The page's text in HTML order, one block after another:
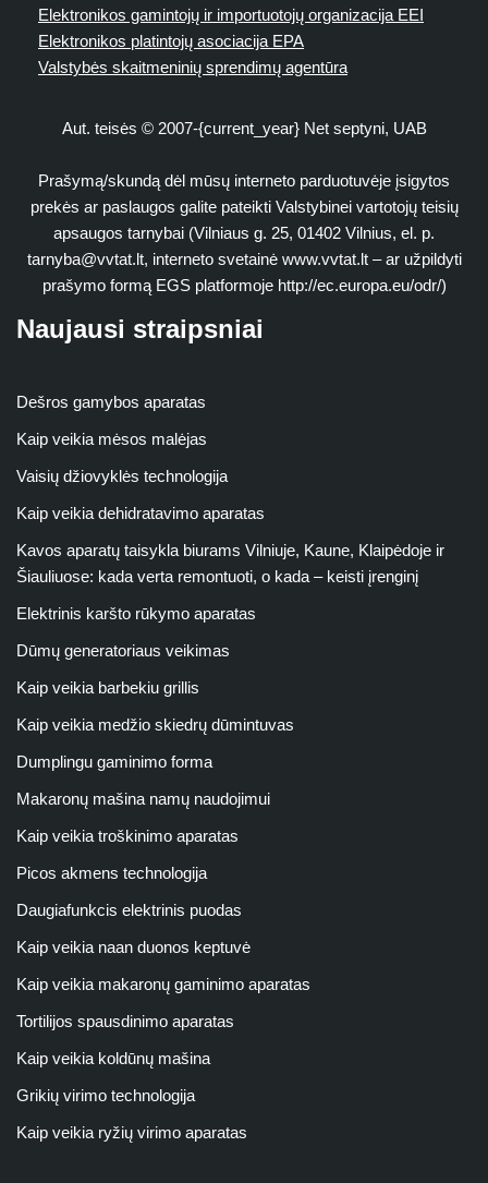
Elektronikos gamintojų ir importuotojų organizacija EEI
Elektronikos platintojų asociacija EPA
Valstybės skaitmeninių sprendimų agentūra
Aut. teisės © 2007-{current_year} Net septyni, UAB
Prašymą/skundą dėl mūsų interneto parduotuvėje įsigytos
prekės ar paslaugos galite pateikti Valstybinei vartotojų teisių
apsaugos tarnybai (Vilniaus g. 25, 01402 Vilnius, el. p.
tarnyba@vvtat.lt, interneto svetainė www.vvtat.lt – ar užpildyti
prašymo formą EGS platformoje http://ec.europa.eu/odr/)
Naujausi straipsniai
Dešros gamybos aparatas
Kaip veikia mėsos malėjas
Vaisių džiovyklės technologija
Kaip veikia dehidratavimo aparatas
Kavos aparatų taisykla biurams Vilniuje, Kaune, Klaipėdoje ir
Šiauliuose: kada verta remontuoti, o kada – keisti įrenginį
Elektrinis karšto rūkymo aparatas
Dūmų generatoriaus veikimas
Kaip veikia barbekiu grillis
Kaip veikia medžio skiedrų dūmintuvas
Dumplingu gaminimo forma
Makaronų mašina namų naudojimui
Kaip veikia troškinimo aparatas
Picos akmens technologija
Daugiafunkcis elektrinis puodas
Kaip veikia naan duonos keptuvė
Kaip veikia makaronų gaminimo aparatas
Tortilijos spausdinimo aparatas
Kaip veikia koldūnų mašina
Grikių virimo technologija
Kaip veikia ryžių virimo aparatas